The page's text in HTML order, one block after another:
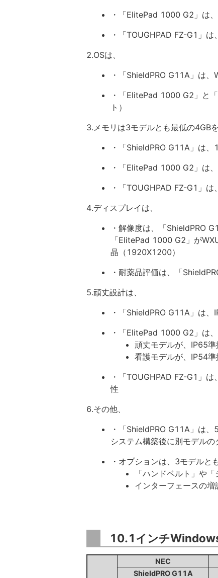
・「ElitePad 1000 G2」は
・「TOUGHPAD FZ-G1」
2.OSは、
・「ShieldPRO G11A」は
・「ElitePad 1000 G2」と
ト）
3.メモリは3モデルとも最低の4GB
・「ShieldPRO G11A」は
・「ElitePad 1000 G2」は
・「TOUGHPAD FZ-G1」
4.ディスプレイは、
・解像度は、「ShieldPRO
「ElitePad 1000 G2」が
晶（1920X1200）
・耐薬品評価は、「
5.頑丈設計は、
・「ShieldPRO G11A」は
・「ElitePad 1000 G2」は、
頑丈モデルが、IP65
看護モデルが、IP54
・「TOUGHPAD FZ-G1」
性
6.その他、
・「ShieldPRO G11A」は
システム構築後に別モデル
・オプションは、3モデルと
「ハンドベルト」や
インターフェースの
10.1インチ
NEC
ShieldPRO G11A